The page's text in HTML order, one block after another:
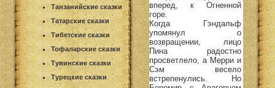
Танзанийские сказки
Татарские сказки
Тибетские сказки
Тофаларские сказки
Тувинские сказки
Турецкие сказки
вперед, к Огненной
горе.
Когда Гэндальф
упомянул о
возвращении, лицо
Пина радостно
просветлело, а Мерри и
Сэм весело
встрепенулись. Но